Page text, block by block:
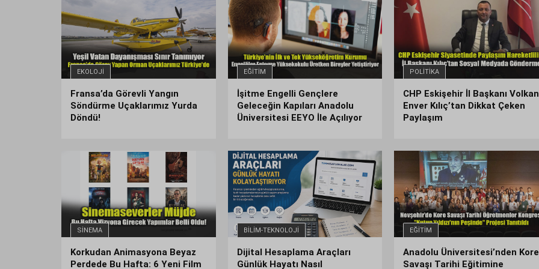
EKOLOJI
Fransa’da Görevli Yangın
Söndürme Uçaklarımız Yurda
Döndü!
EĞITIM
İşitme Engelli Gençlere
Geleceğin Kapıları Anadolu
Üniversitesi EEYO İle Açılıyor
POLITIKA
CHP Eskişehir İl Başkanı Volkan
Enver Kılıç’tan Dikkat Çeken
Paylaşım
SINEMA
Korkudan Animasyona Beyaz
Perdede Bu Hafta: 6 Yeni Film
BILIM-TEKNOLOJI
Dijital Hesaplama Araçları
Günlük Hayatı Nasıl
EĞITIM
Anadolu Üniversitesi’nden Kore
Savaşı Tarihi Eğitimine
MHP Eskişehir İl
Başkanlığında Yoğun
Trafik: Katılımlar ve
CHP Eskişehir İl Başkanı
Volkan Enver Kılıç’tan
MHP’den
Şantiye Alanına Tepki:
"Kaldırım Vatandaşın, Yol